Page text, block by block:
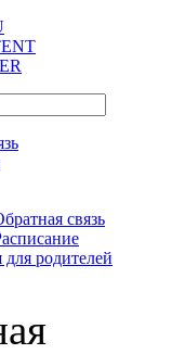
связь
родителей